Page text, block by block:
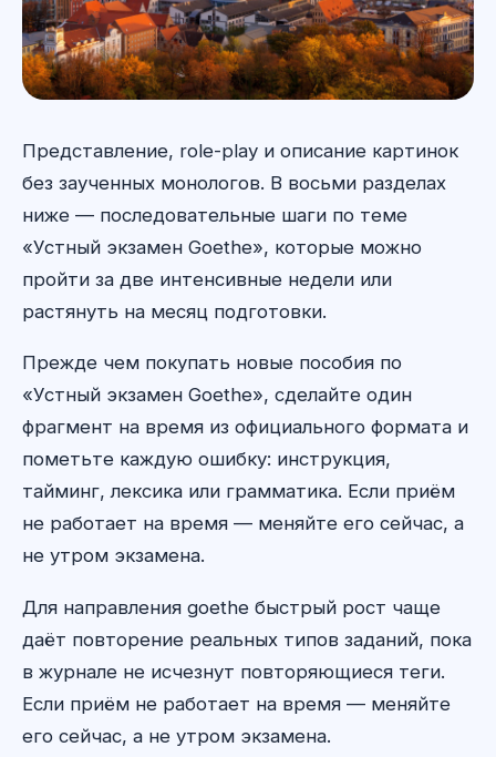
Представление, role-play и описание картинок
без заученных монологов. В восьми разделах
ниже — последовательные шаги по теме
«Устный экзамен Goethe», которые можно
пройти за две интенсивные недели или
растянуть на месяц подготовки.
Прежде чем покупать новые пособия по
«Устный экзамен Goethe», сделайте один
фрагмент на время из официального формата и
пометьте каждую ошибку: инструкция,
тайминг, лексика или грамматика. Если приём
не работает на время — меняйте его сейчас, а
не утром экзамена.
Для направления goethe быстрый рост чаще
даёт повторение реальных типов заданий, пока
в журнале не исчезнут повторяющиеся теги.
Если приём не работает на время — меняйте
его сейчас, а не утром экзамена.